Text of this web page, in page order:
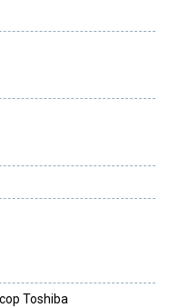
Toshiba